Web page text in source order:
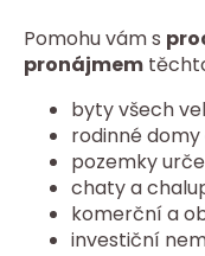
Pomohu vám s
pronájmem
byty všech
rodinné domy
pozemky
chaty a
komerční a
investiční